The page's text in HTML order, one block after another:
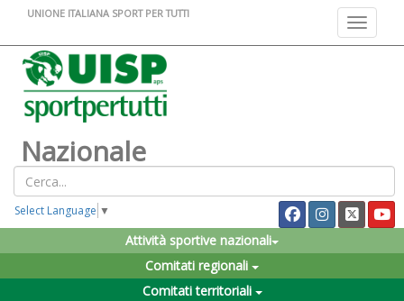
Toggle
UNIONE ITALIANA SPORT PER TUTTI
Nazionale
Select Language ▼
Attività sportive nazionali
Comitati regionali
Comitati territoriali